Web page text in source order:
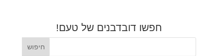
חפשו דובדבנים של טעם!